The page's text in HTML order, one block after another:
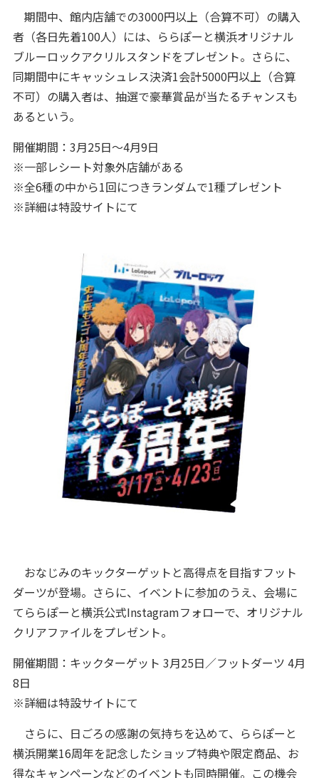
期間中、館内店舗での3000円以上（合算不可）の購入
者（各日先着100人）には、ららぽーと横浜オリジナル
ブルーロックアクリルスタンドをプレゼント。さらに、
同期間中にキャッシュレス決済1会計5000円以上（合算
不可）の購入者は、抽選で豪華賞品が当たるチャンスも
あるという。
開催期間：3月25日～4月9日
※一部レシート対象外店舗がある
※全6種の中から1回につきランダムで1種プレゼント
※詳細は特設サイトにて
おなじみのキックターゲットと高得点を目指すフット
ダーツが登場。さらに、イベントに参加のうえ、会場に
てららぽーと横浜公式Instagramフォローで、オリジナル
クリアファイルをプレゼント。
開催期間：キックターゲット 3月25日／フットダーツ 4月
8日
※詳細は特設サイトにて
さらに、日ごろの感謝の気持ちを込めて、ららぽーと
横浜開業16周年を記念したショップ特典や限定商品、お
得なキャンペーンなどのイベントも同時開催。この機会